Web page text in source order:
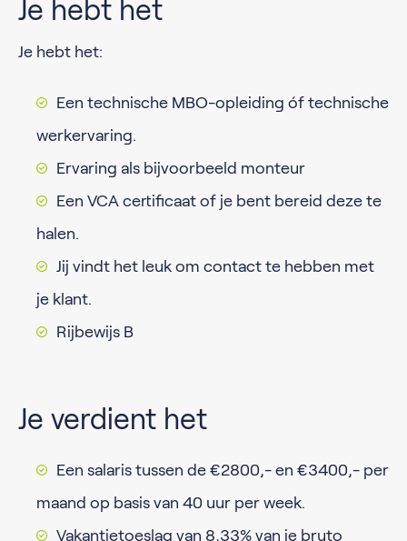
Je hebt het
Je hebt het:
Een technische MBO-opleiding óf technische
werkervaring.
Ervaring als bijvoorbeeld monteur
Een VCA certificaat of je bent bereid deze te
halen.
Jij vindt het leuk om contact te hebben met
je klant.
Rijbewijs B
Je verdient het
Een salaris tussen de €2800,- en €3400,- per
maand op basis van 40 uur per week.
Vakantietoeslag van 8,33% van je bruto